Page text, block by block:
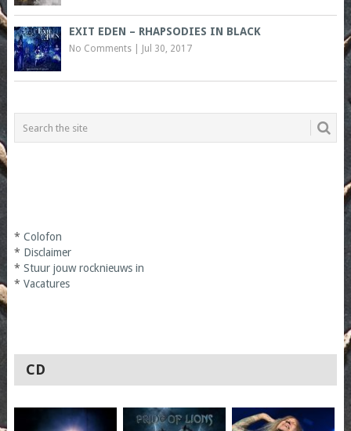
EXIT EDEN – RHAPSODIES IN BLACK
No Comments| Jul 30, 2017
* Colofon
* Disclaimer
* Stuur jouw rocknieuws in
* Vacatures
CD